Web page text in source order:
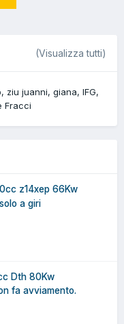
(Visualizza tutti)
ziu juanni giana IFG
Fracci
z14xep 66Kw
a giri
Dth 80Kw
fa avviamento.